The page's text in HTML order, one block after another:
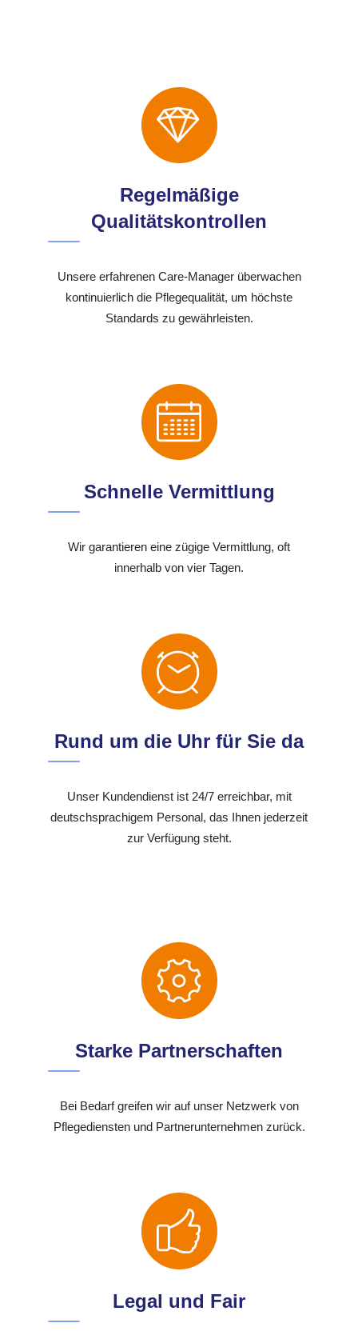
Regelmäßige
Qualitätskontrollen
Unsere erfahrenen Care-Manager überwachen
kontinuierlich die Pflegequalität, um höchste
Standards zu gewährleisten.
Schnelle Vermittlung
Wir garantieren eine zügige Vermittlung, oft
innerhalb von vier Tagen.
Rund um die Uhr für Sie da
Unser Kundendienst ist 24/7 erreichbar, mit
deutschsprachigem Personal, das Ihnen jederzeit
zur Verfügung steht.
Starke Partnerschaften
Bei Bedarf greifen wir auf unser Netzwerk von
Pflegediensten und Partnerunternehmen zurück.
Legal und Fair